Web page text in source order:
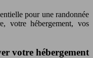
pour une randonnée
votre hébergement, vos
votre hébergement